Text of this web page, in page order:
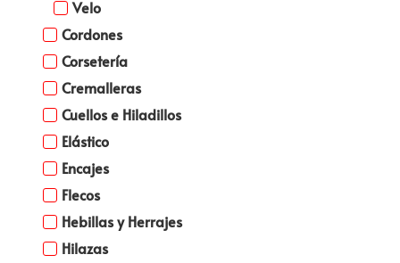
Velo
Cordones
Corsetería
Cremalleras
Cuellos e Hiladillos
Elástico
Encajes
Flecos
Hebillas y Herrajes
Hilazas